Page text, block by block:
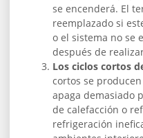
se encenderá. El
reemplazado si
o el sistema no se
después de
Los ciclos cortos
cortos se
apaga demasiado
de calefacción o
refrigeración